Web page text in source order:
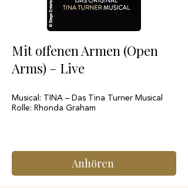
Mit offenen Armen (Open
Arms) – Live
Musical: TINA – Das Tina Turner Musical
Rolle: Rhonda Graham
Anhören